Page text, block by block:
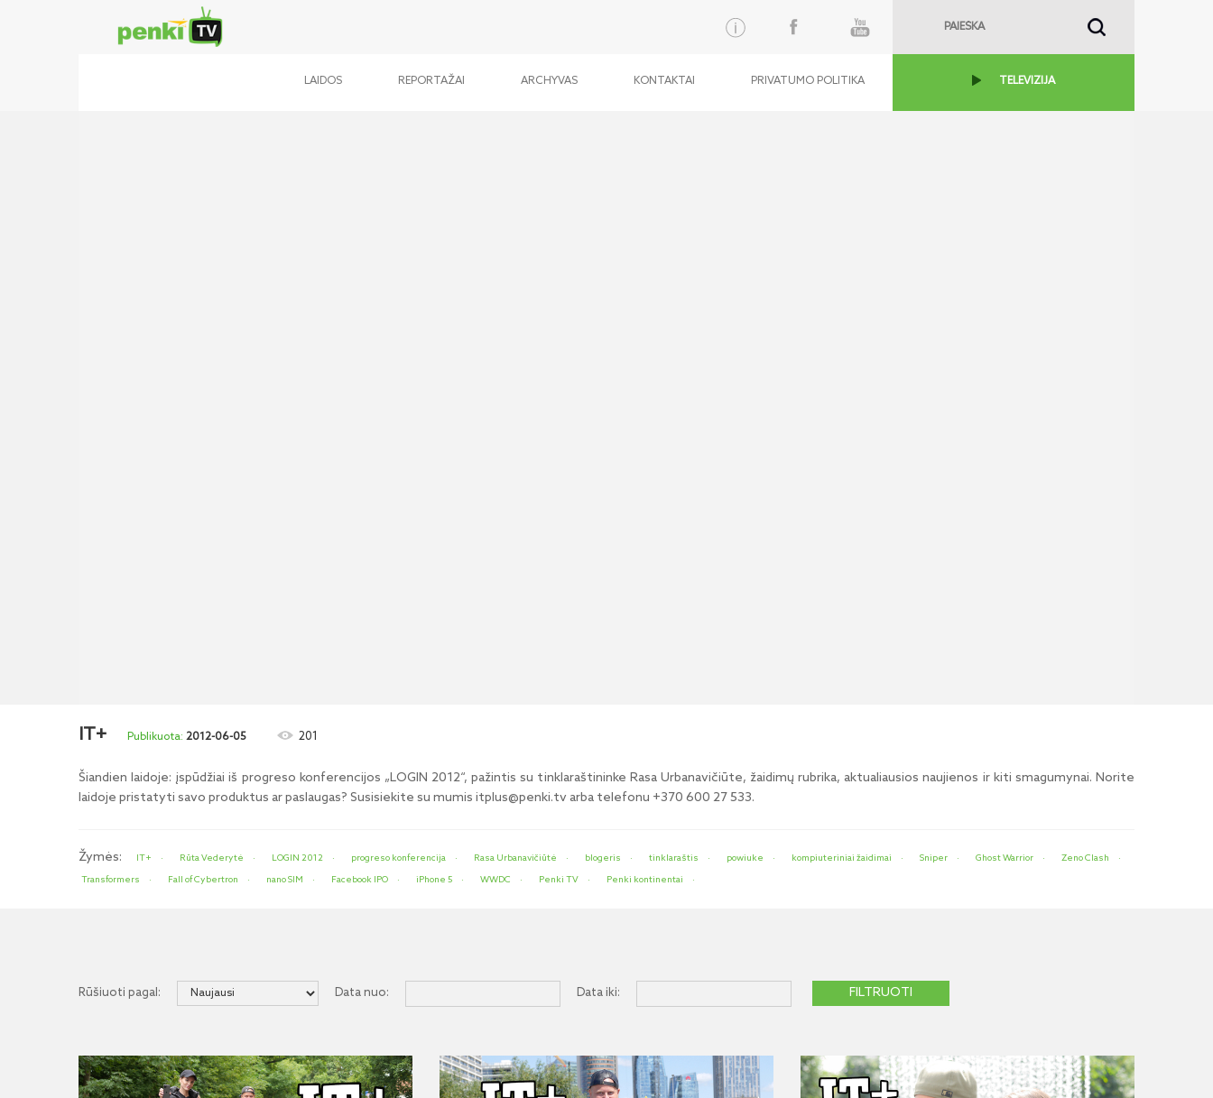
LAIDOS REPORTAŽAI ARCHYVAS KONTAKTAI PRIVATUMO POLITIKA TELEVIZIJA
IT+ 2012-06-05 201
Šiandien laidoje: įspūdžiai iš progreso konferencijos „LOGIN 2012“, pažintis su tinklaraštininke Rasa Urbanavičiūte, žaidimų rubrika, aktualiausios naujienos ir kiti smagumynai. Norite
laidoje pristatyti savo produktus ar paslaugas? Susisiekite su mumis itplus@penki.tv arba telefonu +370 600 27 533.
Žymės: IT+ Rūta Vederytė LOGIN 2012 progreso konferencija Rasa Urbanavičiūtė blogeris tinklaraštis powiuke kompiuteriniai žaidimai Sniper Ghost Warrior
Zeno Clash
Transformers
Fall of Cybertron nano SIM Facebook IPO iPhone 5 WWDC Penki TV Penki kontinentai
Rūšiuoti pagal: Data nuo: Data iki: